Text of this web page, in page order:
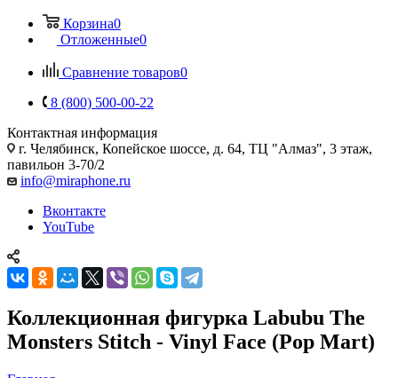
Корзина0
Отложенные0
Сравнение товаров0
8 (800) 500-00-22
Контактная информация
г. Челябинск, Копейское шоссе, д. 64, ТЦ "Алмаз", 3 этаж,
павильон 3-70/2
info@miraphone.ru
Вконтакте
YouTube
Коллекционная фигурка Labubu The
Monsters Stitch - Vinyl Face (Pop Mart)